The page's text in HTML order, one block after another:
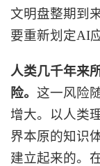
文明盘整期到
要重新划定AI
人类几千年来
险。 这一风险
增大。以人类
界本原的知识
建立起来的。